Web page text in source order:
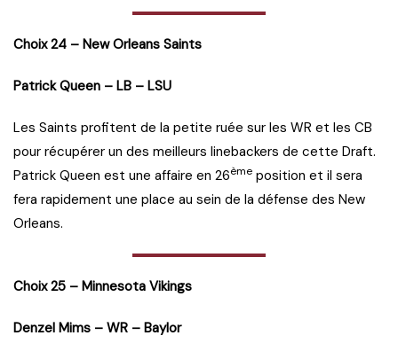
Choix 24 – New Orleans Saints
Patrick Queen – LB – LSU
Les Saints profitent de la petite ruée sur les WR et les CB
pour récupérer un des meilleurs linebackers de cette Draft.
Patrick Queen est une affaire en 26ème position et il sera
fera rapidement une place au sein de la défense des New
Orleans.
Choix 25 – Minnesota Vikings
Denzel Mims – WR – Baylor